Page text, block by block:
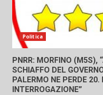
Politica
PNRR: MORFINO (M5S),
SCHIAFFO DEL
PALERMO NE PERDE 20.
INTERROGAZIONE”